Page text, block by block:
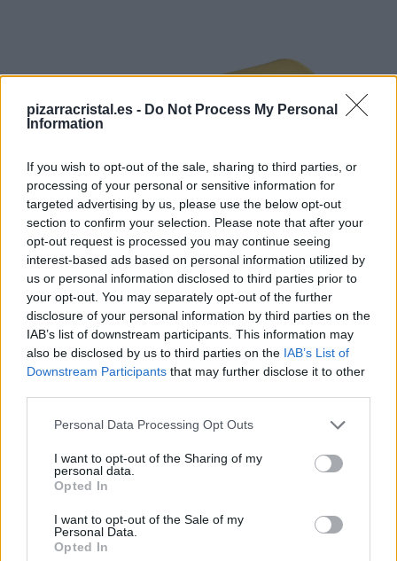
pizarracristal.es - Do Not Process My Personal
Information
If you wish to opt-out of the sale, sharing to third parties, or
processing of your personal or sensitive information for
targeted advertising by us, please use the below opt-out
section to confirm your selection. Please note that after your
opt-out request is processed you may continue seeing
interest-based ads based on personal information utilized by
us or personal information disclosed to third parties prior to
your opt-out. You may separately opt-out of the further
disclosure of your personal information by third parties on the
IAB’s list of downstream participants. This information may
also be disclosed by us to third parties on the IAB’s List of
Downstream Participants that may further disclose it to other
Personal Data Processing Opt Outs
I want to opt-out of the Sharing of my
personal data.
Opted In
I want to opt-out of the Sale of my
Personal Data.
Opted In
Reposapiés de escritorio Leitz Ergo Cosy
38,82€El
precio
38,82 €.
38,82 €El
precio
38,82 €.
+ IVA